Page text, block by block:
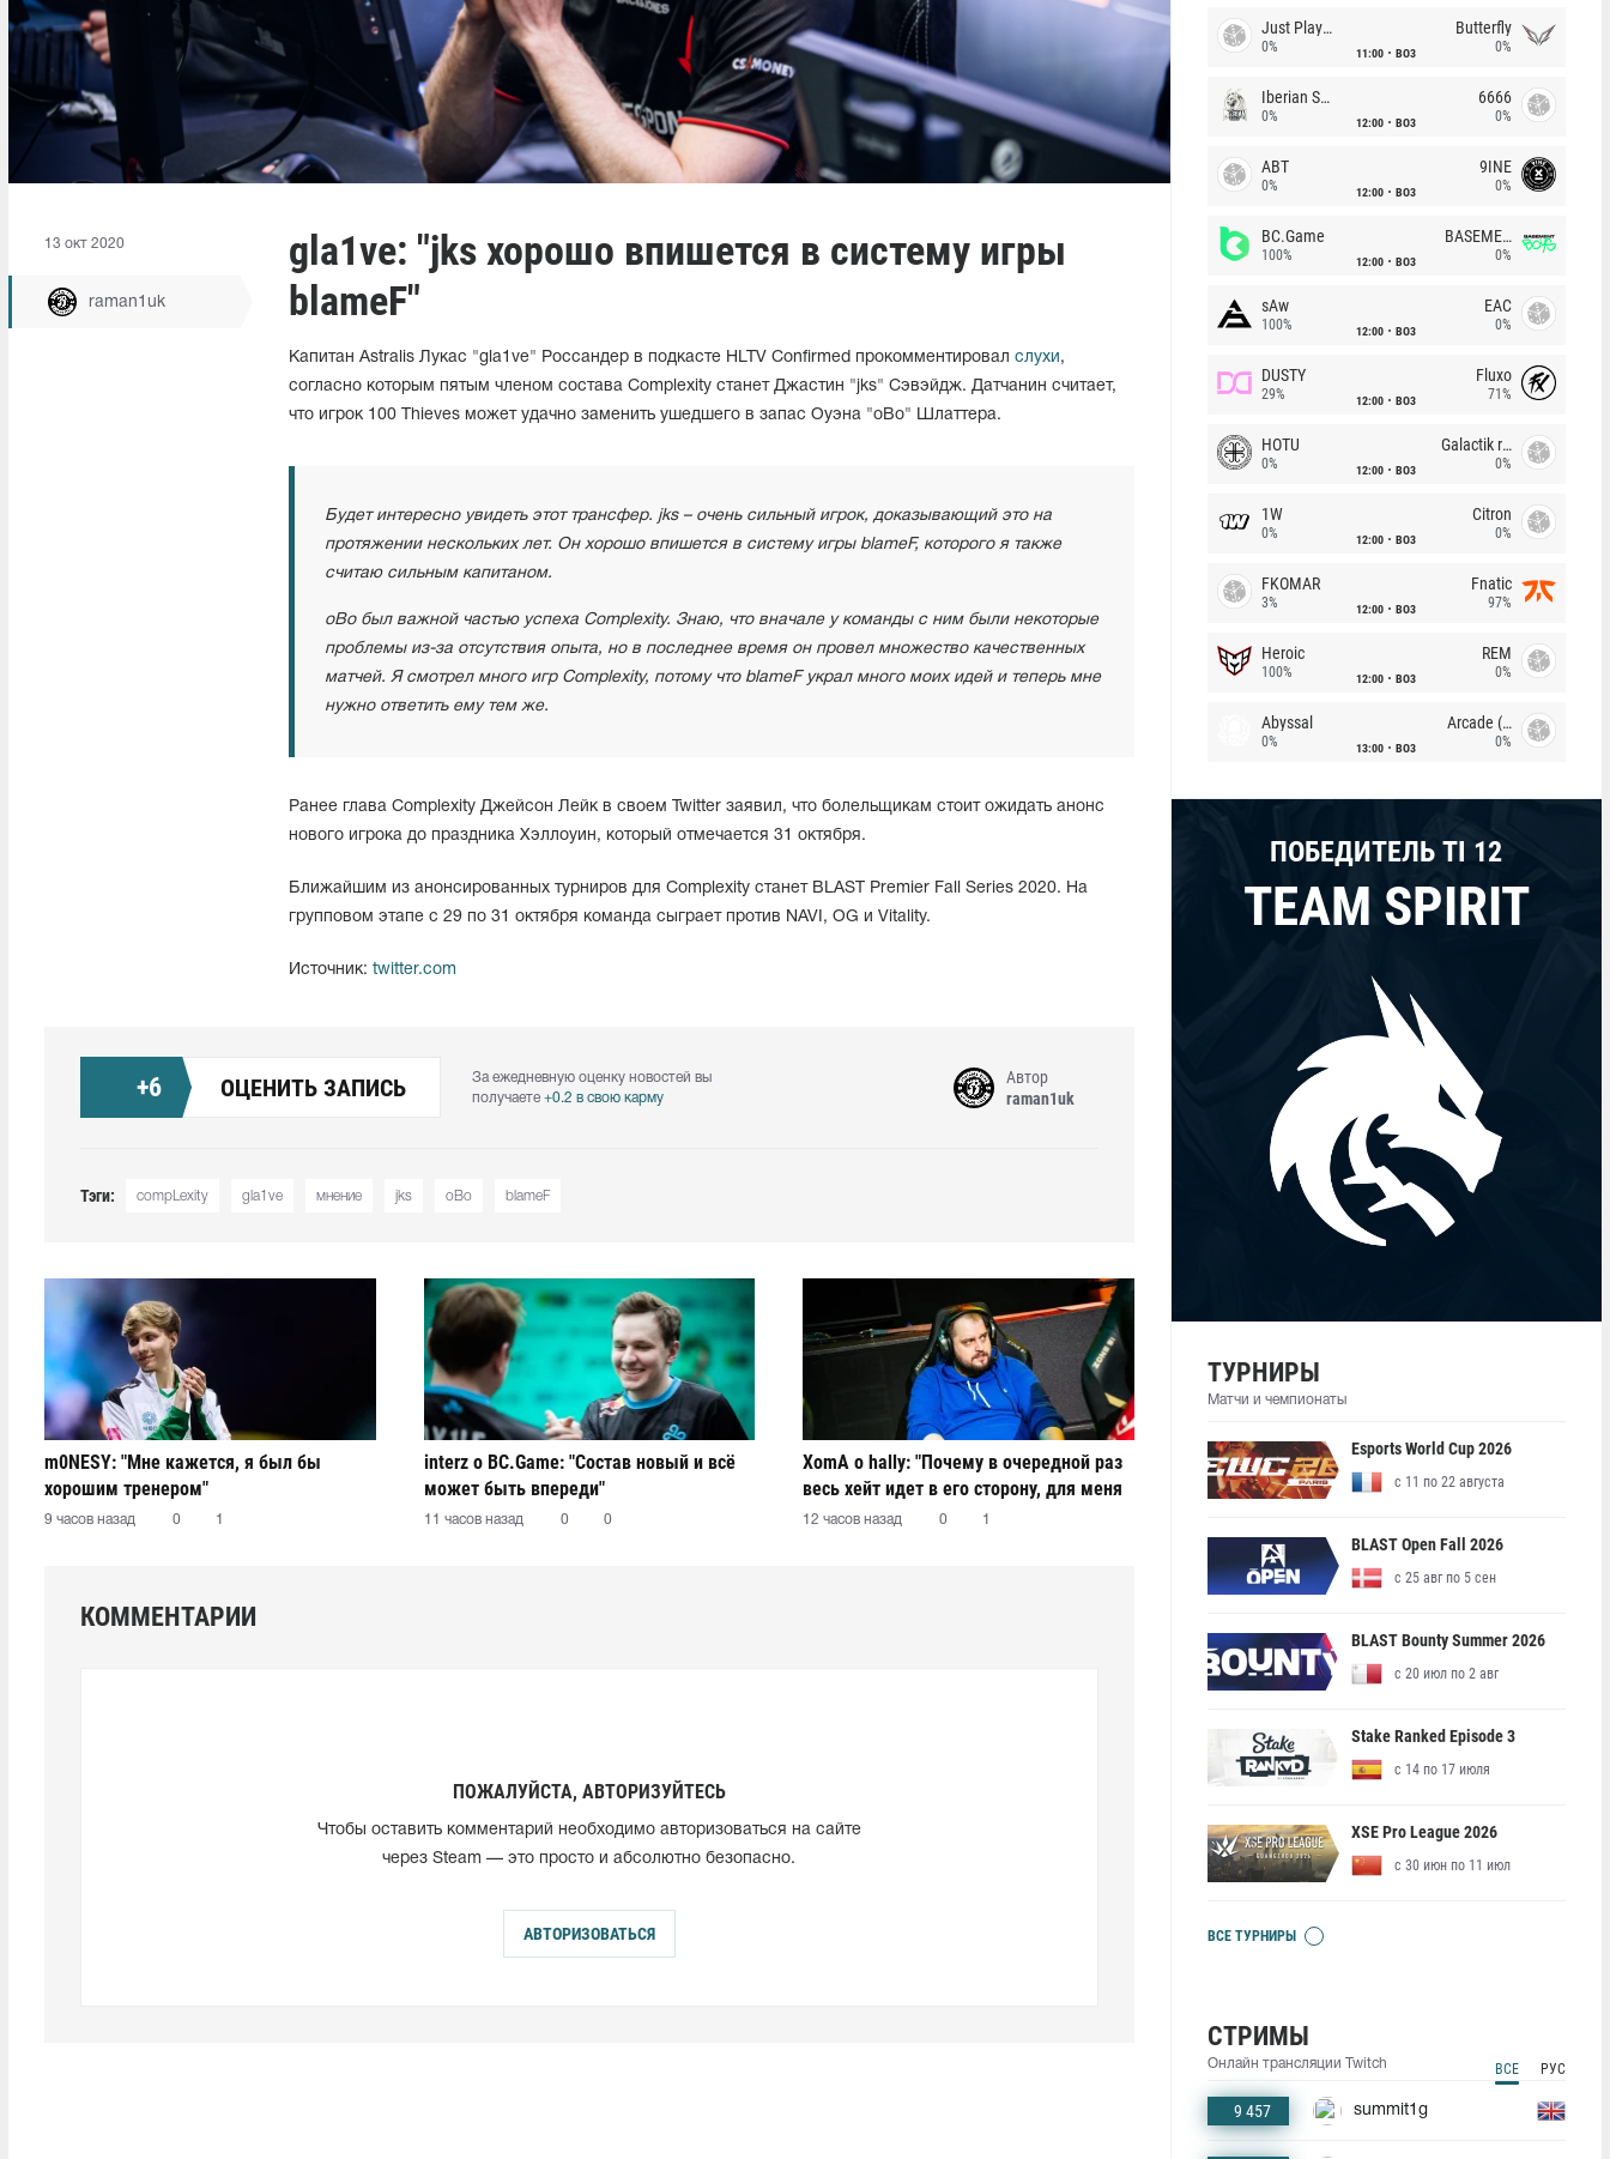
13 окт 2020
raman1uk
gla1ve: "jks хорошо впишется в систему игры
blameF"
Капитан Astralis Лукас "gla1ve" Россандер в подкасте HLTV Confirmed прокомментировал слухи,
согласно которым пятым членом состава Complexity станет Джастин "jks" Сэвэйдж. Датчанин считает,
что игрок 100 Thieves может удачно заменить ушедшего в запас Оуэна "oBo" Шлаттера.
Будет интересно увидеть этот трансфер. jks – очень сильный игрок, доказывающий это на
протяжении нескольких лет. Он хорошо впишется в систему игры blameF, которого я также
считаю сильным капитаном.
oBo был важной частью успеха Complexity. Знаю, что вначале у команды с ним были некоторые
проблемы из-за отсутствия опыта, но в последнее время он провел множество качественных
матчей. Я смотрел много игр Complexity, потому что blameF украл много моих идей и теперь мне
нужно ответить ему тем же.
Ранее глава Complexity Джейсон Лейк в своем Twitter заявил, что болельщикам стоит ожидать анонс
нового игрока до праздника Хэллоуин, который отмечается 31 октября.
Ближайшим из анонсированных турниров для Complexity станет BLAST Premier Fall Series 2020. На
групповом этапе с 29 по 31 октября команда сыграет против NAVI, OG и Vitality.
Источник: twitter.com
+6 ОЦЕНИТЬ ЗАПИСЬ
За ежедневную оценку новостей вы
получаете +0.2 в свою карму
Автор
raman1uk
Тэги: compLexity gla1ve мнение jks oBo blameF
m0NESY: "Мне кажется, я был бы
хорошим тренером"
9 часов назад 0 1
interz о BC.Game: "Состав новый и всё
может быть впереди"
11 часов назад 0 0
XomA о hally: "Почему в очередной раз
весь хейт идет в его сторону, для меня
остается загадкой"
12 часов назад 0 1
КОММЕНТАРИИ
ПОЖАЛУЙСТА, АВТОРИЗУЙТЕСЬ
Чтобы оставить комментарий необходимо авторизоваться на сайте
через Steam — это просто и абсолютно безопасно.
АВТОРИЗОВАТЬСЯ
Just Players
0% 11:00 BO3
Butterfly
0%
Iberian Soul
0% 12:00 BO3
6666
0%
ABT
0% 12:00 BO3
9INE
0%
BC.Game
100% 12:00 BO3
BASEMENT BOYS
0%
sAw
100% 12:00 BO3
EAC
0%
DUSTY
29% 12:00 BO3
Fluxo
71%
HOTU
0% 12:00 BO3
Galactik rebels
0%
1W
0% 12:00 BO3
Citron
0%
FKOMAR
3% 12:00 BO3
Fnatic
97%
Heroic
100% 12:00 BO3
REM
0%
Abyssal
0% 13:00 BO3
Arcade (AU)
0%
ПОБЕДИТЕЛЬ TI 12
TEAM SPIRIT
ТУРНИРЫ
Матчи и чемпионаты
Esports World Cup 2026
с 11 по 22 августа
BLAST Open Fall 2026
с 25 авг по 5 сен
BLAST Bounty Summer 2026
с 20 июл по 2 авг
Stake Ranked Episode 3
с 14 по 17 июля
XSE Pro League 2026
с 30 июн по 11 июл
ВСЕ ТУРНИРЫ
СТРИМЫ
Онлайн трансляции Twitch ВСЕ РУС
9 457 summit1g